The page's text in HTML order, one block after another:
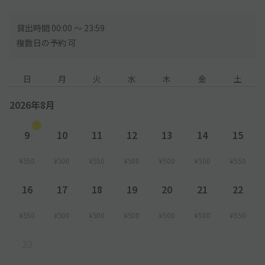
貸出時間 00:00 〜 23:59
複数日の予約 可
日 月 火 水 木 金 土
2026年8月
9
¥550
10
¥500
11
¥550
12
¥500
13
¥500
14
¥500
15
¥550
16
¥550
17
¥500
18
¥500
19
¥500
20
¥500
21
¥500
22
¥550